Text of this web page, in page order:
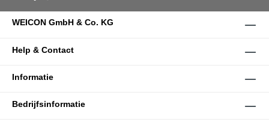
WEICON GmbH & Co. KG
Help & Contact
Informatie
Bedrijfsinformatie